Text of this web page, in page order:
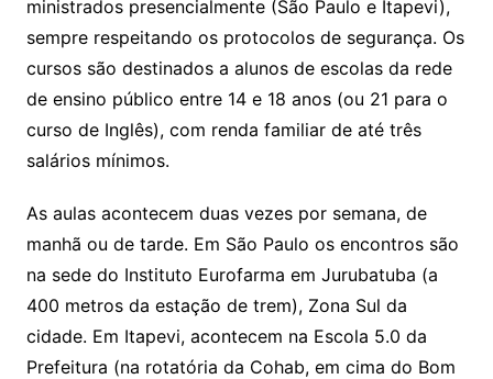
ministrados presencialmente (São Paulo e Itapevi),
sempre respeitando os protocolos de segurança. Os
cursos são destinados a alunos de escolas da rede
de ensino público entre 14 e 18 anos (ou 21 para o
curso de Inglês), com renda familiar de até três
salários mínimos.
As aulas acontecem duas vezes por semana, de
manhã ou de tarde. Em São Paulo os encontros são
na sede do Instituto Eurofarma em Jurubatuba (a
400 metros da estação de trem), Zona Sul da
cidade. Em Itapevi, acontecem na Escola 5.0 da
Prefeitura (na rotatória da Cohab, em cima do Bom